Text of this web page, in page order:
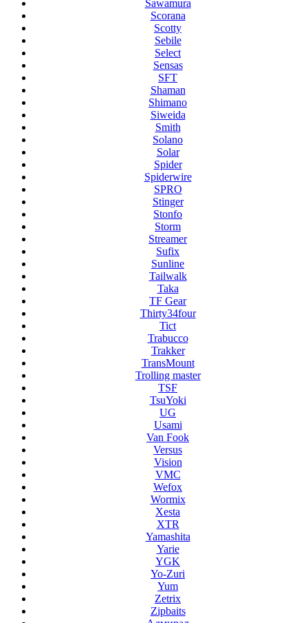
Sawamura
Scorana
Scotty
Sebile
Select
Sensas
SFT
Shaman
Shimano
Siweida
Smith
Solano
Solar
Spider
Spiderwire
SPRO
Stinger
Stonfo
Storm
Streamer
Sufix
Sunline
Tailwalk
Taka
TF Gear
Thirty34four
Tict
Trabucco
Trakker
TransMount
Trolling master
TSF
TsuYoki
UG
Usami
Van Fook
Versus
Vision
VMC
Wefox
Wormix
Xesta
XTR
Yamashita
Yarie
YGK
Yo-Zuri
Yum
Zetrix
Zipbaits